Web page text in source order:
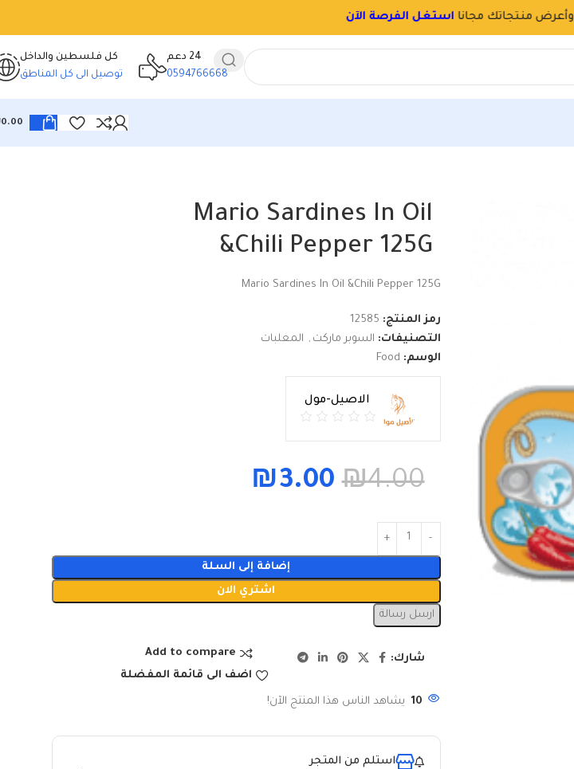
24 دعم
0594766668
كل فلسطين والداخل
توصيل الى كل المناطق
0.00
Mario Sardines In Oil
&Chili Pepper 125G
Mario Sardines In Oil &Chili Pepper 125G
رمز المنتج: 12585
التصنيفات: السوبر ماركت , المعلبات
الوسم: Food
الاصيل-مول
₪4.00
₪3.00
إضافة إلى السلة
اشتري الان
ارسل رسالة
Add to compare
اضف الى قائمة المفضلة
شارك:
10 يشاهد الناس هذا المنتج الآن!
استلم من المتجر
سجلبسرعةواحجز اسم محلك بالموقع